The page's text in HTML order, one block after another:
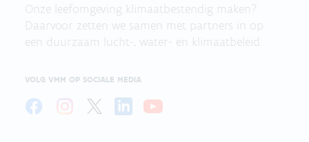
Onze leefomgeving klimaatbestendig maken?
Daarvoor zetten we samen met partners in op
een duurzaam lucht-, water- en klimaatbeleid.
VOLG VMM OP SOCIALE MEDIA